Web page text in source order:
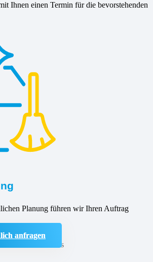
Ihnen einen Termin für die bevorstehenden
Planung führen wir Ihren Auftrag
anfragen